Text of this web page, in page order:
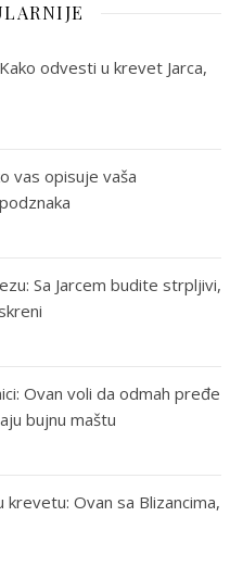
odvesti u krevet Jarca,
vas opisuje vaša
Sa Jarcem budite strpljivi,
Ovan voli da odmah pređe
bujnu maštu
krevetu: Ovan sa Blizancima,